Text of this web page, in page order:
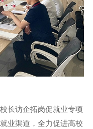
长访企拓岗促就业专项
业渠道，全力促进高校